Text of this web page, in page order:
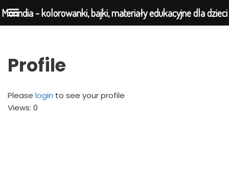
do
Profile
Please login to see your profile
Views: 0
Morindia - kolorowanki, bajki, materiały edukacyjne dla dzieci